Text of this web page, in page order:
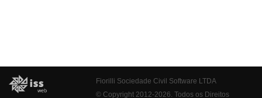
Fiorilli Sociedade Civil Software LTDA
© Copyright 2012-2026. Todos os Direitos